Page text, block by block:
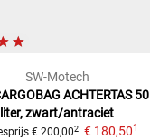
SW-Motech
ACHTERTAS 50
liter, zwart/antraciet
€ 200,002 € 180,501